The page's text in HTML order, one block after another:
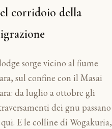
corridoio della
sorge vicino al fiume
sul confine con il Masai
da luglio a ottobre gli
dei gnu passano
E le colline di Wogakuria,